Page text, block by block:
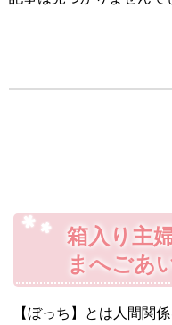
箱入り主
まへごあ
【ぼっち】とは人間関